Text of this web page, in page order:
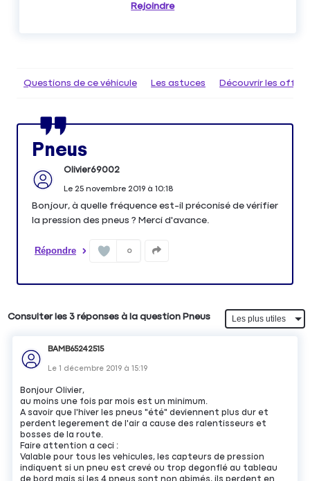
Rejoindre
Questions de ce véhicule Les astuces Découvrir les
Pneus
Olivier69002
Le 25 novembre 2019à 10:18
Bonjour, à quelle fréquence est-il préconisé de vérifier
la pression des pneus ? Merci d'avance.
Répondre 0
Consulter les 3 réponses à la question Pneus
BAMB65242515
Le1 décembre 2019 à15:19
Bonjour Olivier,
au moins une fois par mois est un minimum.
A savoir que l'hiver les pneus "été" deviennent plus dur et
perdent legerement de l'air a cause des ralentisseurs et
bosses de la route.
Faire attention a ceci :
Valable pour tous les vehicules, les capteurs de pression
indiquent si un pneu est crevé ou trop degonflé au tableau